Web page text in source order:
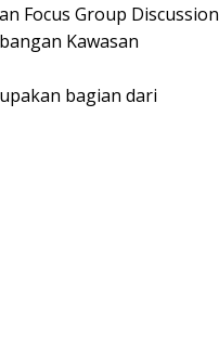
Focus Group Discussion
Kawasan
bagian dari